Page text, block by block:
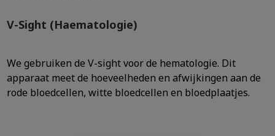
V-Sight (Haematologie)
We gebruiken de V-sight voor de hematologie. Dit
apparaat meet de hoeveelheden en afwijkingen aan de
rode bloedcellen, witte bloedcellen en bloedplaatjes.